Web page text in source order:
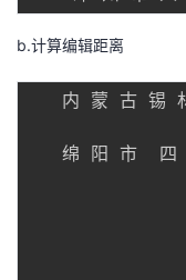
b.计算编辑距离
内 蒙 古 锡
绵 阳 市  四